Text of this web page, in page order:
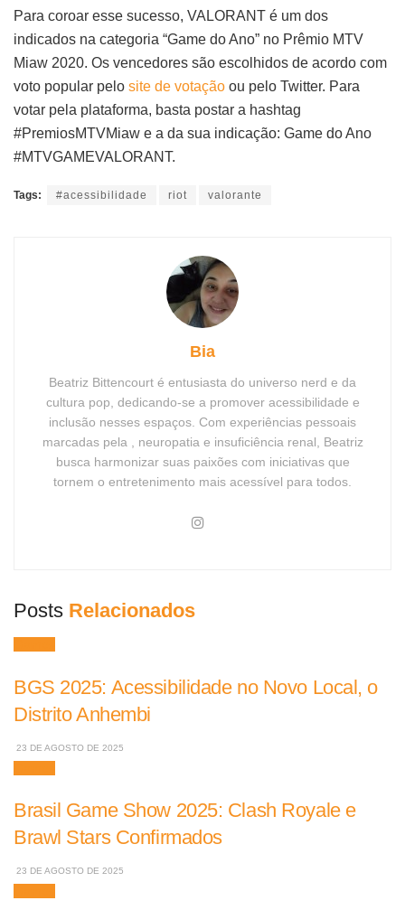
Para coroar esse sucesso, VALORANT é um dos
indicados na categoria “Game do Ano” no Prêmio MTV
Miaw 2020. Os vencedores são escolhidos de acordo com
voto popular pelo site de votação ou pelo Twitter. Para
votar pela plataforma, basta postar a hashtag
#PremiosMTVMiaw e a da sua indicação: Game do Ano
#MTVGAMEVALORANT.
Tags: #acessibilidade riot valorante
Bia
Beatriz Bittencourt é entusiasta do universo nerd e da
cultura pop, dedicando-se a promover acessibilidade e
inclusão nesses espaços. Com experiências pessoais
marcadas pela , neuropatia e insuficiência renal, Beatriz
busca harmonizar suas paixões com iniciativas que
tornem o entretenimento mais acessível para todos.
Posts Relacionados
BGS 2025: Acessibilidade no Novo Local, o
Distrito Anhembi
23 DE AGOSTO DE 2025
Brasil Game Show 2025: Clash Royale e
Brawl Stars Confirmados
23 DE AGOSTO DE 2025